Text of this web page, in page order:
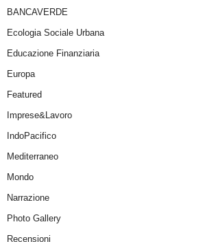
BANCAVERDE
Ecologia Sociale Urbana
Educazione Finanziaria
Europa
Featured
Imprese&Lavoro
IndoPacifico
Mediterraneo
Mondo
Narrazione
Photo Gallery
Recensioni